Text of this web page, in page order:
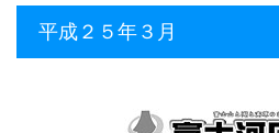
平成２５年３月